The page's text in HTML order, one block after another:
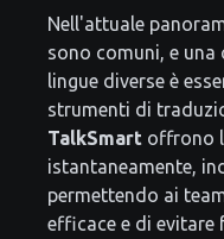
Nell'attuale
sono comuni, e
lingue diverse è
strumenti di
TalkSmart offrono
istantaneamente,
permettendo ai
efficace e di evitare